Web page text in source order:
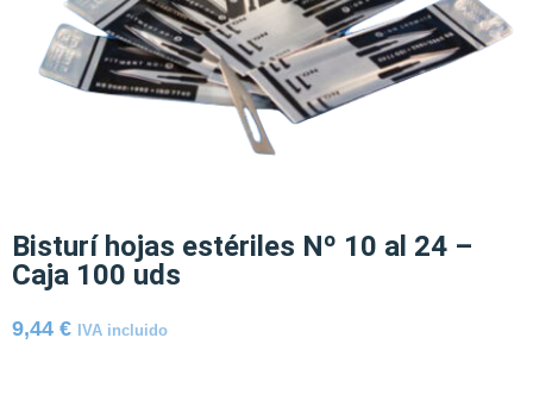
Bisturí hojas estériles Nº 10 al 24 –
Caja 100 uds
9,44 € IVA incluido